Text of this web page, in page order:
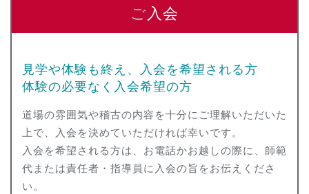
ご入会
見学や体験も終え、入会を希望される方
体験の必要なく入会希望の方
道場の雰囲気や稽古の内容を十分にご理解いただいた
上で、入会を決めていただければ幸いです。
入会を希望される方は、お電話かお越しの際に、師範
代または責任者・指導員に入会の旨をお伝えくださ
い。